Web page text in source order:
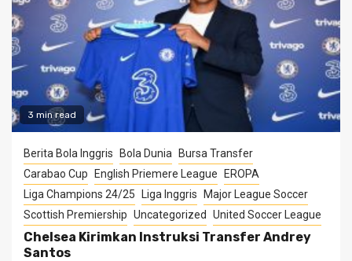
3 min read
Berita Bola Inggris Bola Dunia
Bursa Transfer
Carabao Cup
English Priemere League
EROPA
Liga Champions 24/25
Liga Inggris
Major League Soccer
Scottish Premiership Uncategorized United Soccer League
Chelsea Kirimkan Instruksi Transfer Andrey
Santos